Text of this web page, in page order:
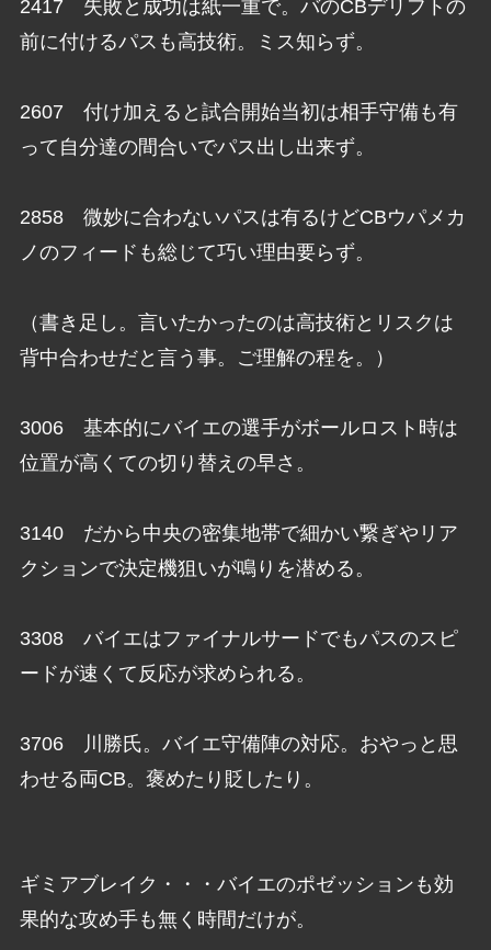
2417 失敗と成功は紙一重で。バのCBデリフトの
前に付けるパスも高技術。ミス知らず。
2607 付け加えると試合開始当初は相手守備も有
って自分達の間合いでパス出し出来ず。
2858 微妙に合わないパスは有るけどCBウパメカ
ノのフィードも総じて巧い理由要らず。
（書き足し。言いたかったのは高技術とリスクは
背中合わせだと言う事。ご理解の程を。）
3006 基本的にバイエの選手がボールロスト時は
位置が高くての切り替えの早さ。
3140 だから中央の密集地帯で細かい繋ぎやリア
クションで決定機狙いが鳴りを潜める。
3308 バイエはファイナルサードでもパスのスピ
ードが速くて反応が求められる。
3706 川勝氏。バイエ守備陣の対応。おやっと思
わせる両CB。褒めたり貶したり。
ギミアブレイク・・・バイエのポゼッションも効
果的な攻め手も無く時間だけが。